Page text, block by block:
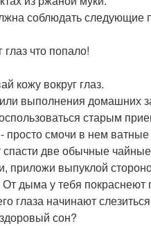
соблюдать следующие
что попало!
кожу вокруг глаз.
выполнения домашних
старым
смочи в нем
две обычные
приложи выпуклой
дыма у тебя покраснеют
глаза начинают
сон?